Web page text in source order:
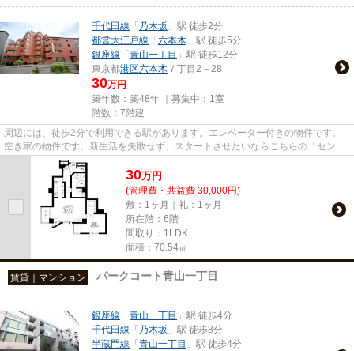
千代田線 「 乃木坂 」駅 徒歩2分
都営大江戸線 「六本木 」駅 徒歩5分
銀座線 「青山一丁目 」駅 徒歩12分
東京都港区六本木 ７丁目2－28
30万円
築年数：築48年 ｜募集中： 1室
階数：7階建
周辺には、徒歩2分で利用できる駅があります。エレベーター付きの物件です。
空き家の物件です。新生活を失敗せず、スタートさせたいならこちらの「セント
ラル乃木坂」はいかがでしょう...
30万円
(管理費・共益費 30,000円)
敷：1ヶ月｜礼：1ヶ月
所在階：6階
間取り：1LDK
面積：70.54㎡
賃貸｜マンション パークコート青山一丁目
銀座線 「青山一丁目 」駅 徒歩4分
千代田線 「 乃木坂 」駅 徒歩8分
半蔵門線 「青山一丁目 」駅 徒歩4分